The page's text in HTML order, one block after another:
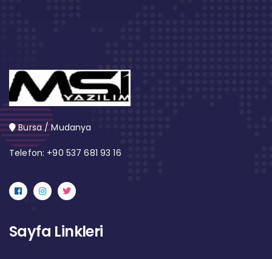
Bursa / Mudanya
Telefon: +90 537 681 93 16
Sayfa Linkleri